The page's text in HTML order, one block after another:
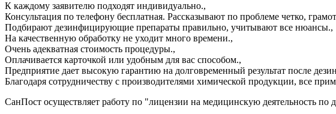
К каждому заявителю подходят индивидуально.,
Консультация по телефону бесплатная. Рассказывают по проблеме четко,
Подбирают дезинфицирующие препараты правильно, учитывают все нюансы.,
На качественную обработку не уходит много времени.,
Очень адекватная стоимость процедуры.,
Оплачивается карточкой или удобным для вас способом.,
Предприятие дает высокую гарантию на долговременный результат после
Благодаря сотрудничеству с производителями химической продукции, все
СанПост осуществляет работу по "лицензии на медицинскую деятельность по